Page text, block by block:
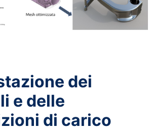
dei
e delle
di carico